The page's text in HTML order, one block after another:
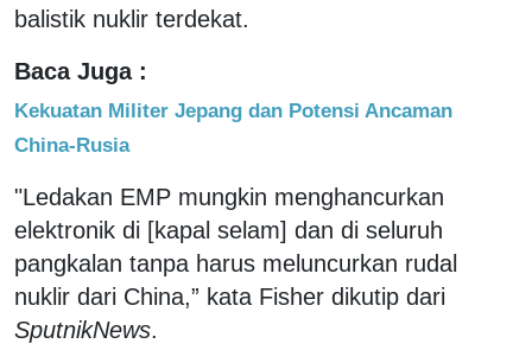
balistik nuklir terdekat.
Baca Juga :
Kekuatan Militer Jepang dan Potensi Ancaman
China-Rusia
"Ledakan EMP mungkin menghancurkan
elektronik di [kapal selam] dan di seluruh
pangkalan tanpa harus meluncurkan rudal
nuklir dari China,” kata Fisher dikutip dari
SputnikNews.